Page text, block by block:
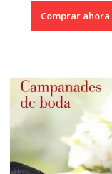
Comprar ahora